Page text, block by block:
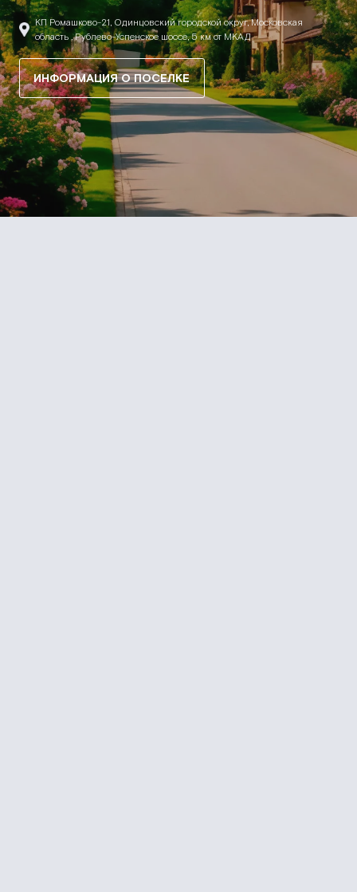
КП Ромашково-21, Одинцовский городской округ, Московская
область , Рублево-Успенское шоссе, 5 км от МКАД
ИНФОРМАЦИЯ О ПОСЕЛКЕ